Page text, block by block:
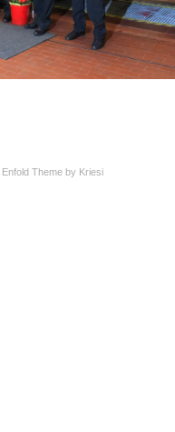
Enfold Theme by Kriesi